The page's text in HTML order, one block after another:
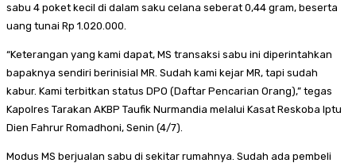
sabu 4 poket kecil di dalam saku celana seberat 0,44 gram, beserta
uang tunai Rp 1.020.000.
“Keterangan yang kami dapat, MS transaksi sabu ini diperintahkan
bapaknya sendiri berinisial MR. Sudah kami kejar MR, tapi sudah
kabur. Kami terbitkan status DPO (Daftar Pencarian Orang),” tegas
Kapolres Tarakan AKBP Taufik Nurmandia melalui Kasat Reskoba Iptu
Dien Fahrur Romadhoni, Senin (4/7).
Modus MS berjualan sabu di sekitar rumahnya. Sudah ada pembeli